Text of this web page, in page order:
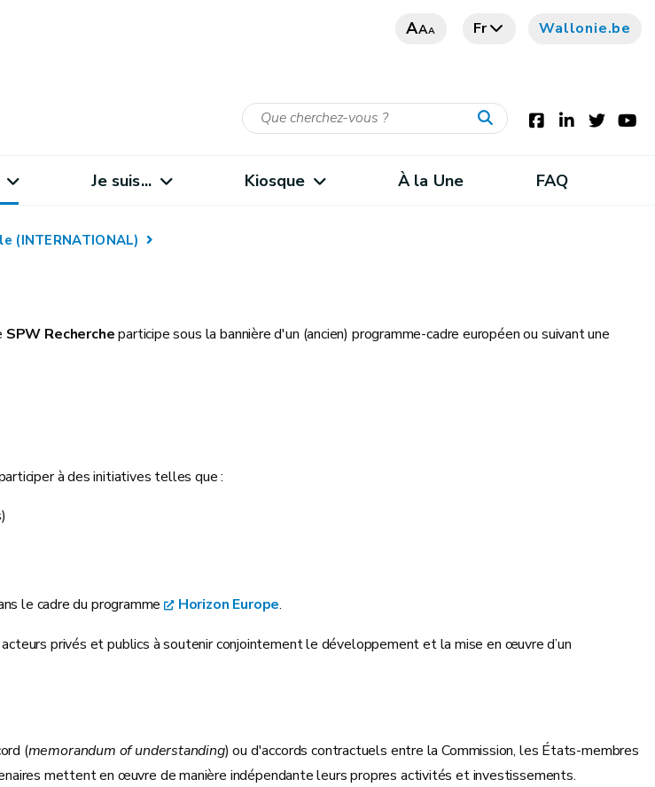
AAA Fr Wallonie.be
Je suis... Kiosque À la Une FAQ
(INTERNATIONAL)
SPW Rechercheparticipe sous la bannière d'un (ancien) programme-cadre européen ou suivant une
à des initiatives telles que :
le cadre du programme Horizon Europe.
privés et publics à soutenir conjointement le développement et la mise en œuvre d’un
(memorandum of understanding) ou d'accords contractuels entre la Commission, les États-membres
mettent en œuvre de manière indépendante leurs propres activités et investissements.